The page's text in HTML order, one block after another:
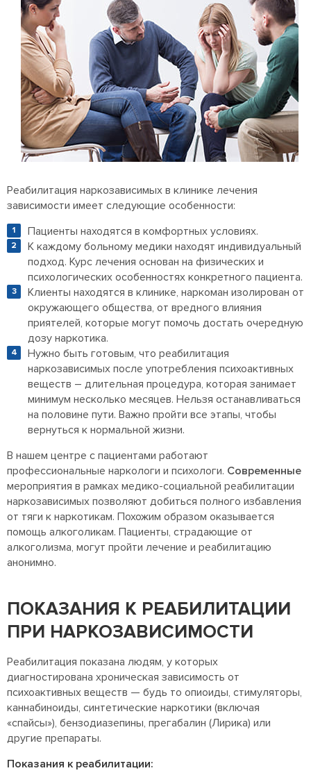
Реабилитация наркозависимых в клинике лечения
зависимости имеет следующие особенности:
Пациенты находятся в комфортных условиях.
К каждому больному медики находят индивидуальный
подход. Курс лечения основан на физических и
психологических особенностях конкретного пациента.
Клиенты находятся в клинике, наркоман изолирован от
окружающего общества, от вредного влияния
приятелей, которые могут помочь достать очередную
дозу наркотика.
Нужно быть готовым, что реабилитация
наркозависимых после употребления психоактивных
веществ – длительная процедура, которая занимает
минимум несколько месяцев. Нельзя останавливаться
на половине пути. Важно пройти все этапы, чтобы
вернуться к нормальной жизни.
В нашем центре с пациентами работают
профессиональные наркологи и психологи. Современные
мероприятия в рамках медико-социальной реабилитации
наркозависимых позволяют добиться полного избавления
от тяги к наркотикам. Похожим образом оказывается
помощь алкоголикам. Пациенты, страдающие от
алкоголизма, могут пройти лечение и реабилитацию
анонимно.
ПОКАЗАНИЯ К РЕАБИЛИТАЦИИ
ПРИ НАРКОЗАВИСИМОСТИ
Реабилитация показана людям, у которых
диагностирована хроническая зависимость от
психоактивных веществ — будь то опиоиды, стимуляторы,
каннабиноиды, синтетические наркотики (включая
«спайсы»), бензодиазепины, прегабалин (Лирика) или
другие препараты.
Показания к реабилитации: